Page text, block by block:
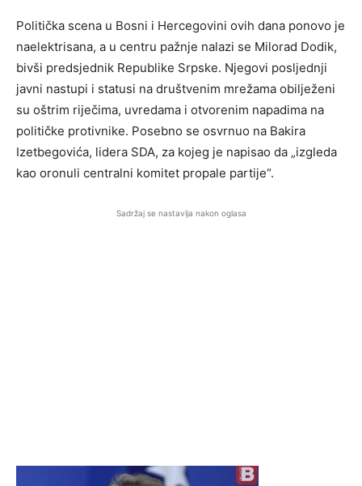
Politička scena u Bosni i Hercegovini ovih dana ponovo je
naelektrisana, a u centru pažnje nalazi se Milorad Dodik,
bivši predsjednik Republike Srpske. Njegovi posljednji
javni nastupi i statusi na društvenim mrežama obilježeni
su oštrim riječima, uvredama i otvorenim napadima na
političke protivnike. Posebno se osvrnuo na Bakira
Izetbegovića, lidera SDA, za kojeg je napisao da „izgleda
kao oronuli centralni komitet propale partije“.
Sadržaj se nastavlja nakon oglasa